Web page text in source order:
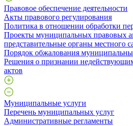
Правовое обеспечение деятельности
Акты правового регулирования
Политика в отношении обработки
Проекты муниципальных правовых
представительные органы местного
Порядок обжалования
Решения о признании
актов
Муниципальные услуги
Перечень муниципальных услуг
Административные регламенты